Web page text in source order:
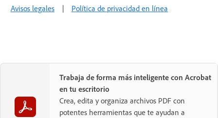
Avisos legales | Política de privacidad en línea
Trabaja de forma más inteligente con Acrobat
en tu escritorio
Crea, edita y organiza archivos PDF con
potentes herramientas que te ayudan a